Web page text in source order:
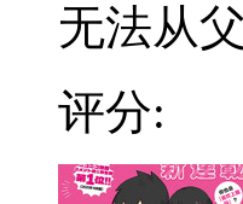
无法从
评分: